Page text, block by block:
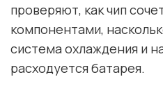
проверяют, как чип
компонентами,
система охлаждения и
расходуется батарея.